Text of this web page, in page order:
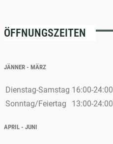
ÖFFNUNGSZEITEN
JÄNNER - MÄRZ
Dienstag-Samstag 16:00-24:00
Sonntag/Feiertag
13:00-24:00
APRIL - JUNI